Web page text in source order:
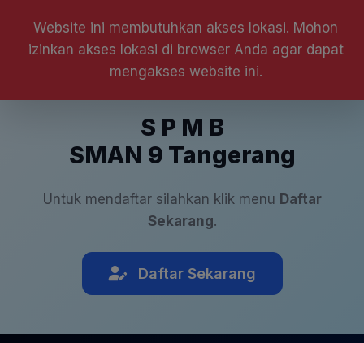
Website ini membutuhkan akses lokasi. Mohon
izinkan akses lokasi di browser Anda agar dapat
mengakses website ini.
S P M B
SMAN 9 Tangerang
Untuk mendaftar silahkan klik menu Daftar
Sekarang.
Daftar Sekarang